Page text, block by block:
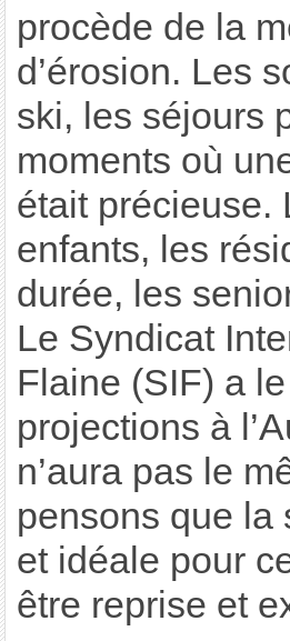
procède de la
d’érosion. Les
ski, les séjours
moments où
était précieuse.
enfants, les
durée, les
Le Syndicat
Flaine (SIF) a
projections à
n’aura pas le
pensons que la
et idéale pour
être reprise et